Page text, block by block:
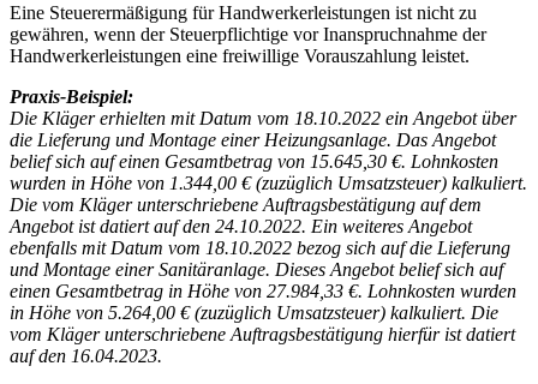
Eine Steuerermäßigung für Handwerkerleistungen ist nicht zu
gewähren, wenn der Steuerpflichtige vor Inanspruchnahme der
Handwerkerleistungen eine freiwillige Vorauszahlung leistet.
Praxis-Beispiel:
Die Kläger erhielten mit Datum vom 18.10.2022 ein Angebot über
die Lieferung und Montage einer Heizungsanlage. Das Angebot
belief sich auf einen Gesamtbetrag von 15.645,30 €. Lohnkosten
wurden in Höhe von 1.344,00 € (zuzüglich Umsatzsteuer) kalkuliert.
Die vom Kläger unterschriebene Auftragsbestätigung auf dem
Angebot ist datiert auf den 24.10.2022. Ein weiteres Angebot
ebenfalls mit Datum vom 18.10.2022 bezog sich auf die Lieferung
und Montage einer Sanitäranlage. Dieses Angebot belief sich auf
einen Gesamtbetrag in Höhe von 27.984,33 €. Lohnkosten wurden
in Höhe von 5.264,00 € (zuzüglich Umsatzsteuer) kalkuliert. Die
vom Kläger unterschriebene Auftragsbestätigung hierfür ist datiert
auf den 16.04.2023.